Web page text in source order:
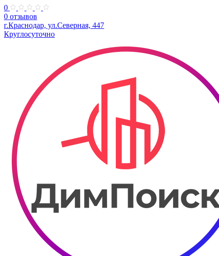
0
0 отзывов
г.Краснодар, ул.Северная, 447
Круглосуточно